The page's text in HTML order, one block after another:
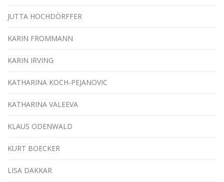
JUTTA HOCHDÖRFFER
KARIN FROMMANN
KARIN IRVING
KATHARINA KOCH-PEJANOVIC
KATHARINA VALEEVA
KLAUS ODENWALD
KURT BOECKER
LISA DAKKAR